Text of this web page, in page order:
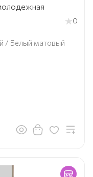
0
/ Белый матовый